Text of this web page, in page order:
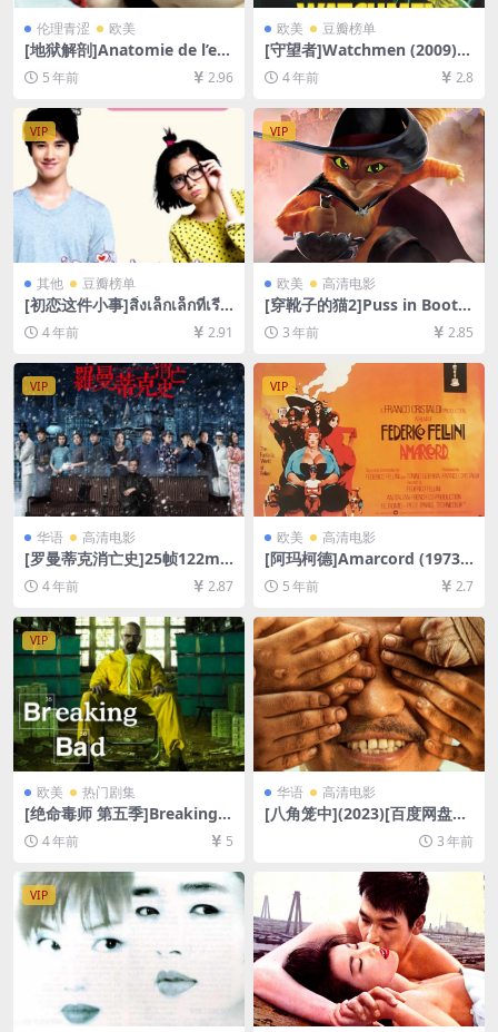
伦理青涩 欧美
[地狱解剖]Anatomie de l’enf
er (2004)完整版25帧73′24″
[百度网盘+夸克网盘+迅雷云
盘资源1080P超清未删减][MP
4/3.4GB][原声中字]【手机在
线无法观看，请下载防和谐压
缩包（含解压密码）】
5 年前 2.96
欧美 豆瓣榜单
[守望者]Watchmen (2009)2
15分钟(终极剪辑版)[百度网盘
+迅雷云盘资源1080P超清未
删减][MP4/13GB][中英字幕]
4 年前 2.8
VIP
其他 豆瓣榜单
[初恋这件小事]สิ่งเล็กเล็กที่เรีย
กว่า…รัก (2010)[百度网盘+迅
雷云盘资源1080P超清未删减]
4 年前 2.91
VIP
欧美 高清电影
[穿靴子的猫2]Puss in Boots:
The Last Wish (2022)[百度
网盘+迅雷云盘资源1080P超
幕]
3 年前 2.85
VIP
华语 高清电影
[罗曼蒂克消亡史]25帧122mi
n 与24帧125min版本一致(20
16)[百度网盘+迅雷云盘资源1
080P超清未删减][MP4/7GB]
[中文字幕]
4 年前 2.87
VIP
欧美 高清电影
[阿玛柯德]Amarcord (1973)
[百度网盘+迅雷云盘资源1080
P超清未删减][MP4/7.7GB][原
声中字]
5 年前 2.7
VIP
欧美 热门剧集
[绝命毒师 第五季]Breaking B
ad Season 5 (2012)[百度网
盘+夸克网盘1080P超清未删
减资源][网盘在线播放/下载]
[MP4/47GB][中英字幕]
4 年前 5
华语 高清电影
[八角笼中](2023)[百度网盘
+夸克网盘1080P超清未删减
资源][网盘在线播放/下载][MP
4/7GB][中文字幕]
3 年前
VIP